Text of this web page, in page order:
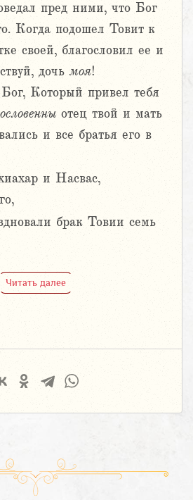
пред ними, что Бог
Когда подошел Товит к
своей, благословил ее и
дочь моя!
Который привел тебя
отец твой и мать
и все братья его в
и Насвас,
брак Товии семь
Читать далее